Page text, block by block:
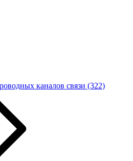
каналов связи (322)